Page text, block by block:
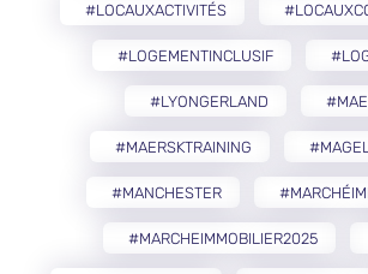
#LOCAUXACTIVITÉS
#LOGEMENTINCLUSIF
#LYONGERLAND
#MAERSKTRAINING
#MANCHESTER
#MARCHEIMMOBILIER2025